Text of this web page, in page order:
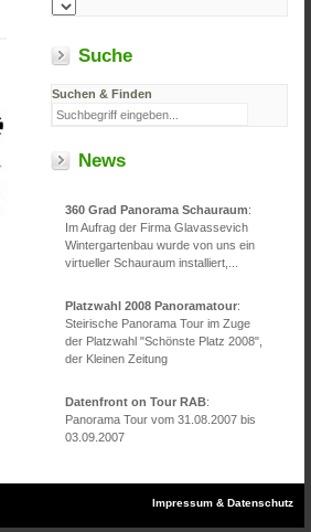
Suche
Suchen & Finden
News
360 Grad Panorama Schauraum:
Im Aufrag der Firma Glavassevich
Wintergartenbau wurde von uns ein
virtueller Schauraum installiert,...
Platzwahl 2008 Panoramatour:
Steirische Panorama Tour im Zuge
der Platzwahl "Schönste Platz 2008",
der Kleinen Zeitung
Datenfront on Tour RAB:
Panorama Tour vom 31.08.2007 bis
03.09.2007
Impressum & Datenschutz